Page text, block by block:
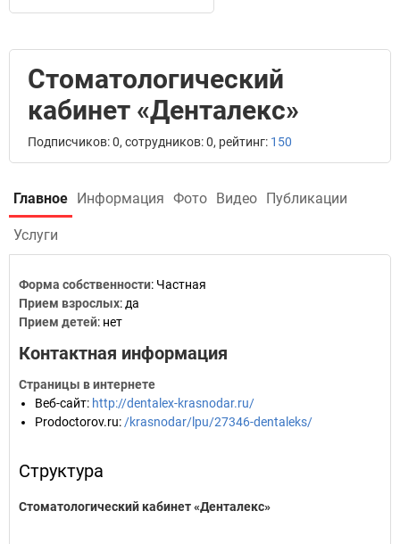
Стоматологический
кабинет «Денталекс»
Подписчиков: 0, сотрудников: 0, рейтинг: 150
Главное Информация Фото Видео Публикации
Услуги
Форма собственности: Частная
Прием взрослых: да
Прием детей: нет
Контактная информация
Страницы в интернете
Веб-сайт: http://dentalex-krasnodar.ru/
Prodoctorov.ru: /krasnodar/lpu/27346-dentaleks/
Структура
Стоматологический кабинет «Денталекс»